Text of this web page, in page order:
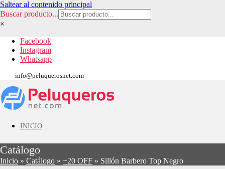
Saltear al contenido principal
Buscar producto...
×
Facebook
Instagram
Whatsapp
info@peluquerosnet.com
INICIO
Catálogo
Inicio » Catálogo » +20 OFF » Sillón Barbero Top Negro